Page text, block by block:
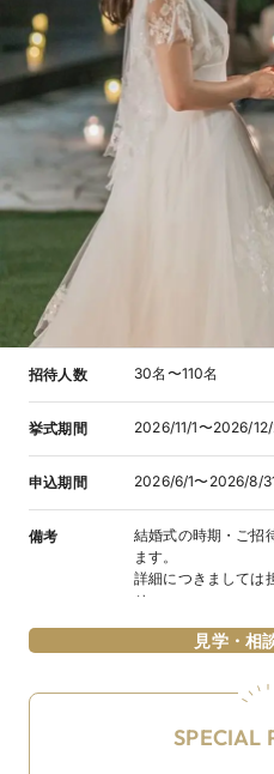
招待人数 30名〜110名
挙式期間 2026/11/1〜2026/
申込期間 2026/6/1〜2026/8/
備考
結婚式の時期・ご招
ます。
詳細につきましては
せ。
見学・相
SPECIAL